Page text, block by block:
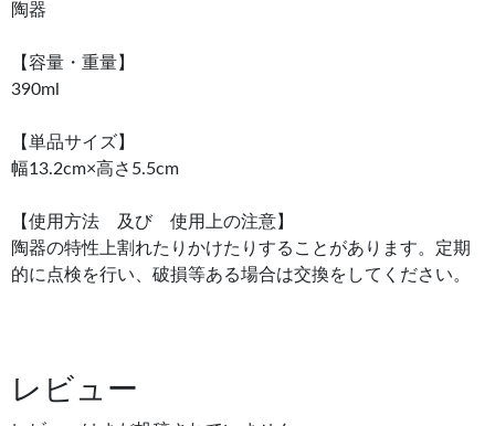
陶器
【容量・重量】
390ml
【単品サイズ】
幅13.2cm×高さ5.5cm
【使用方法 及び 使用上の注意】
陶器の特性上割れたりかけたりすることがあります。定期
的に点検を行い、破損等ある場合は交換をしてください。
レビュー